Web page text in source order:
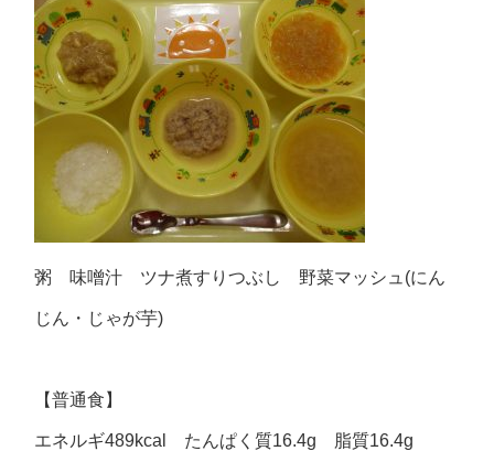
粥 味噌汁 ツナ煮すりつぶし 野菜マッシュ(にん
じん・じゃが芋)
【普通食】
エネルギ489kcal たんぱく質16.4g 脂質16.4g